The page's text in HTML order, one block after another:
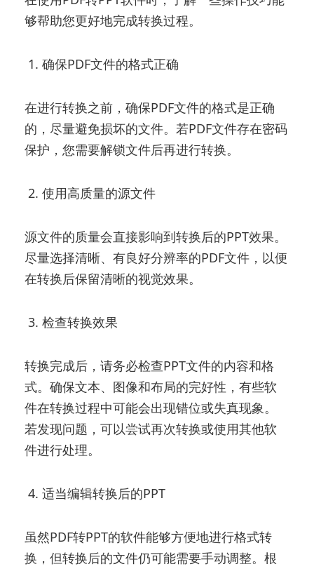
够帮助您更好地完成转换过程。
1. 确保PDF文件的格式正确
在进行转换之前，确保PDF文件的格式是正确
的，尽量避免损坏的文件。若PDF文件存在密码
保护，您需要解锁文件后再进行转换。
2. 使用高质量的源文件
源文件的质量会直接影响到转换后的PPT效果。
尽量选择清晰、有良好分辨率的PDF文件，以便
在转换后保留清晰的视觉效果。
3. 检查转换效果
转换完成后，请务必检查PPT文件的内容和格
式。确保文本、图像和布局的完好性，有些软
件在转换过程中可能会出现错位或失真现象。
若发现问题，可以尝试再次转换或使用其他软
件进行处理。
4. 适当编辑转换后的PPT
虽然PDF转PPT的软件能够方便地进行格式转
换，但转换后的文件仍可能需要手动调整。根